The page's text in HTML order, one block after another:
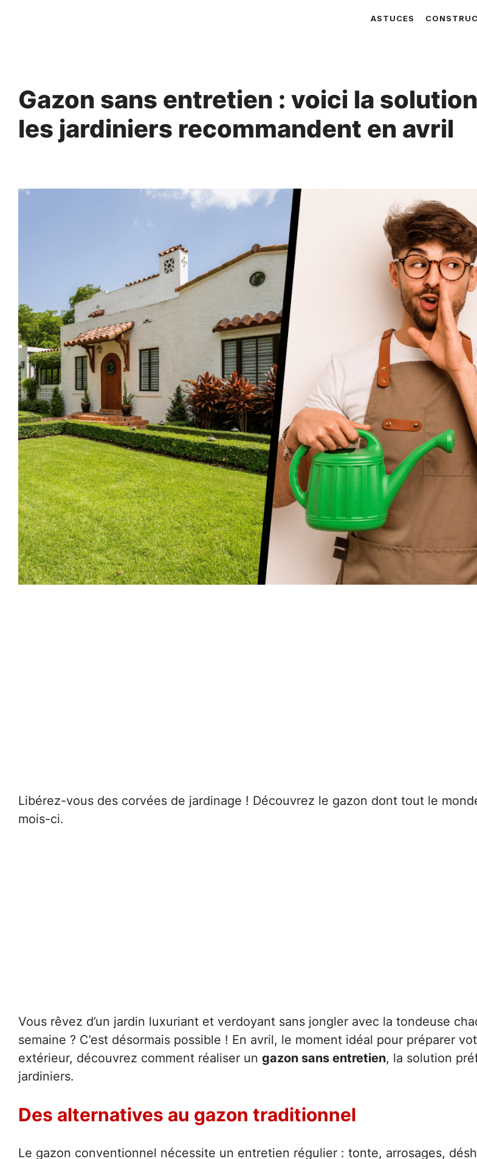
ASTUCES
Gazon sans entretien : voici la
les jardiniers recommandent en avril
Libérez-vous des corvées de jardinage ! Découvrez le gazon dont tout le
mois-ci.
Vous rêvez d’un jardin luxuriant et verdoyant sans jongler avec la tondeuse
semaine ? C’est désormais possible ! En avril, le moment idéal pour préparer
extérieur, découvrez comment réaliser un gazon sans entretien, la solution
jardiniers.
Des alternatives au gazon traditionnel
Le gazon conventionnel nécessite un entretien régulier : tonte, arrosages,